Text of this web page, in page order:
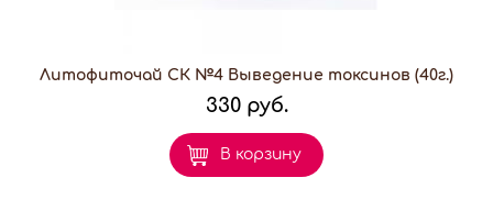
Литофиточай СК №4 Выведение токсинов (40г.)
330 руб.
В корзину